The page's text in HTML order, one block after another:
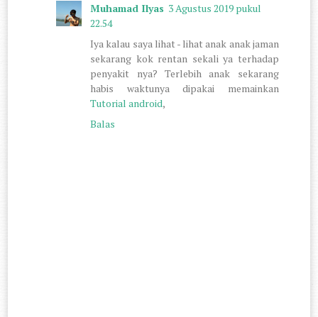
Muhamad Ilyas 3 Agustus 2019 pukul
22.54
Iya kalau saya lihat - lihat anak anak jaman
sekarang kok rentan sekali ya terhadap
penyakit nya? Terlebih anak sekarang
habis waktunya dipakai memainkan
Tutorial android,
Balas